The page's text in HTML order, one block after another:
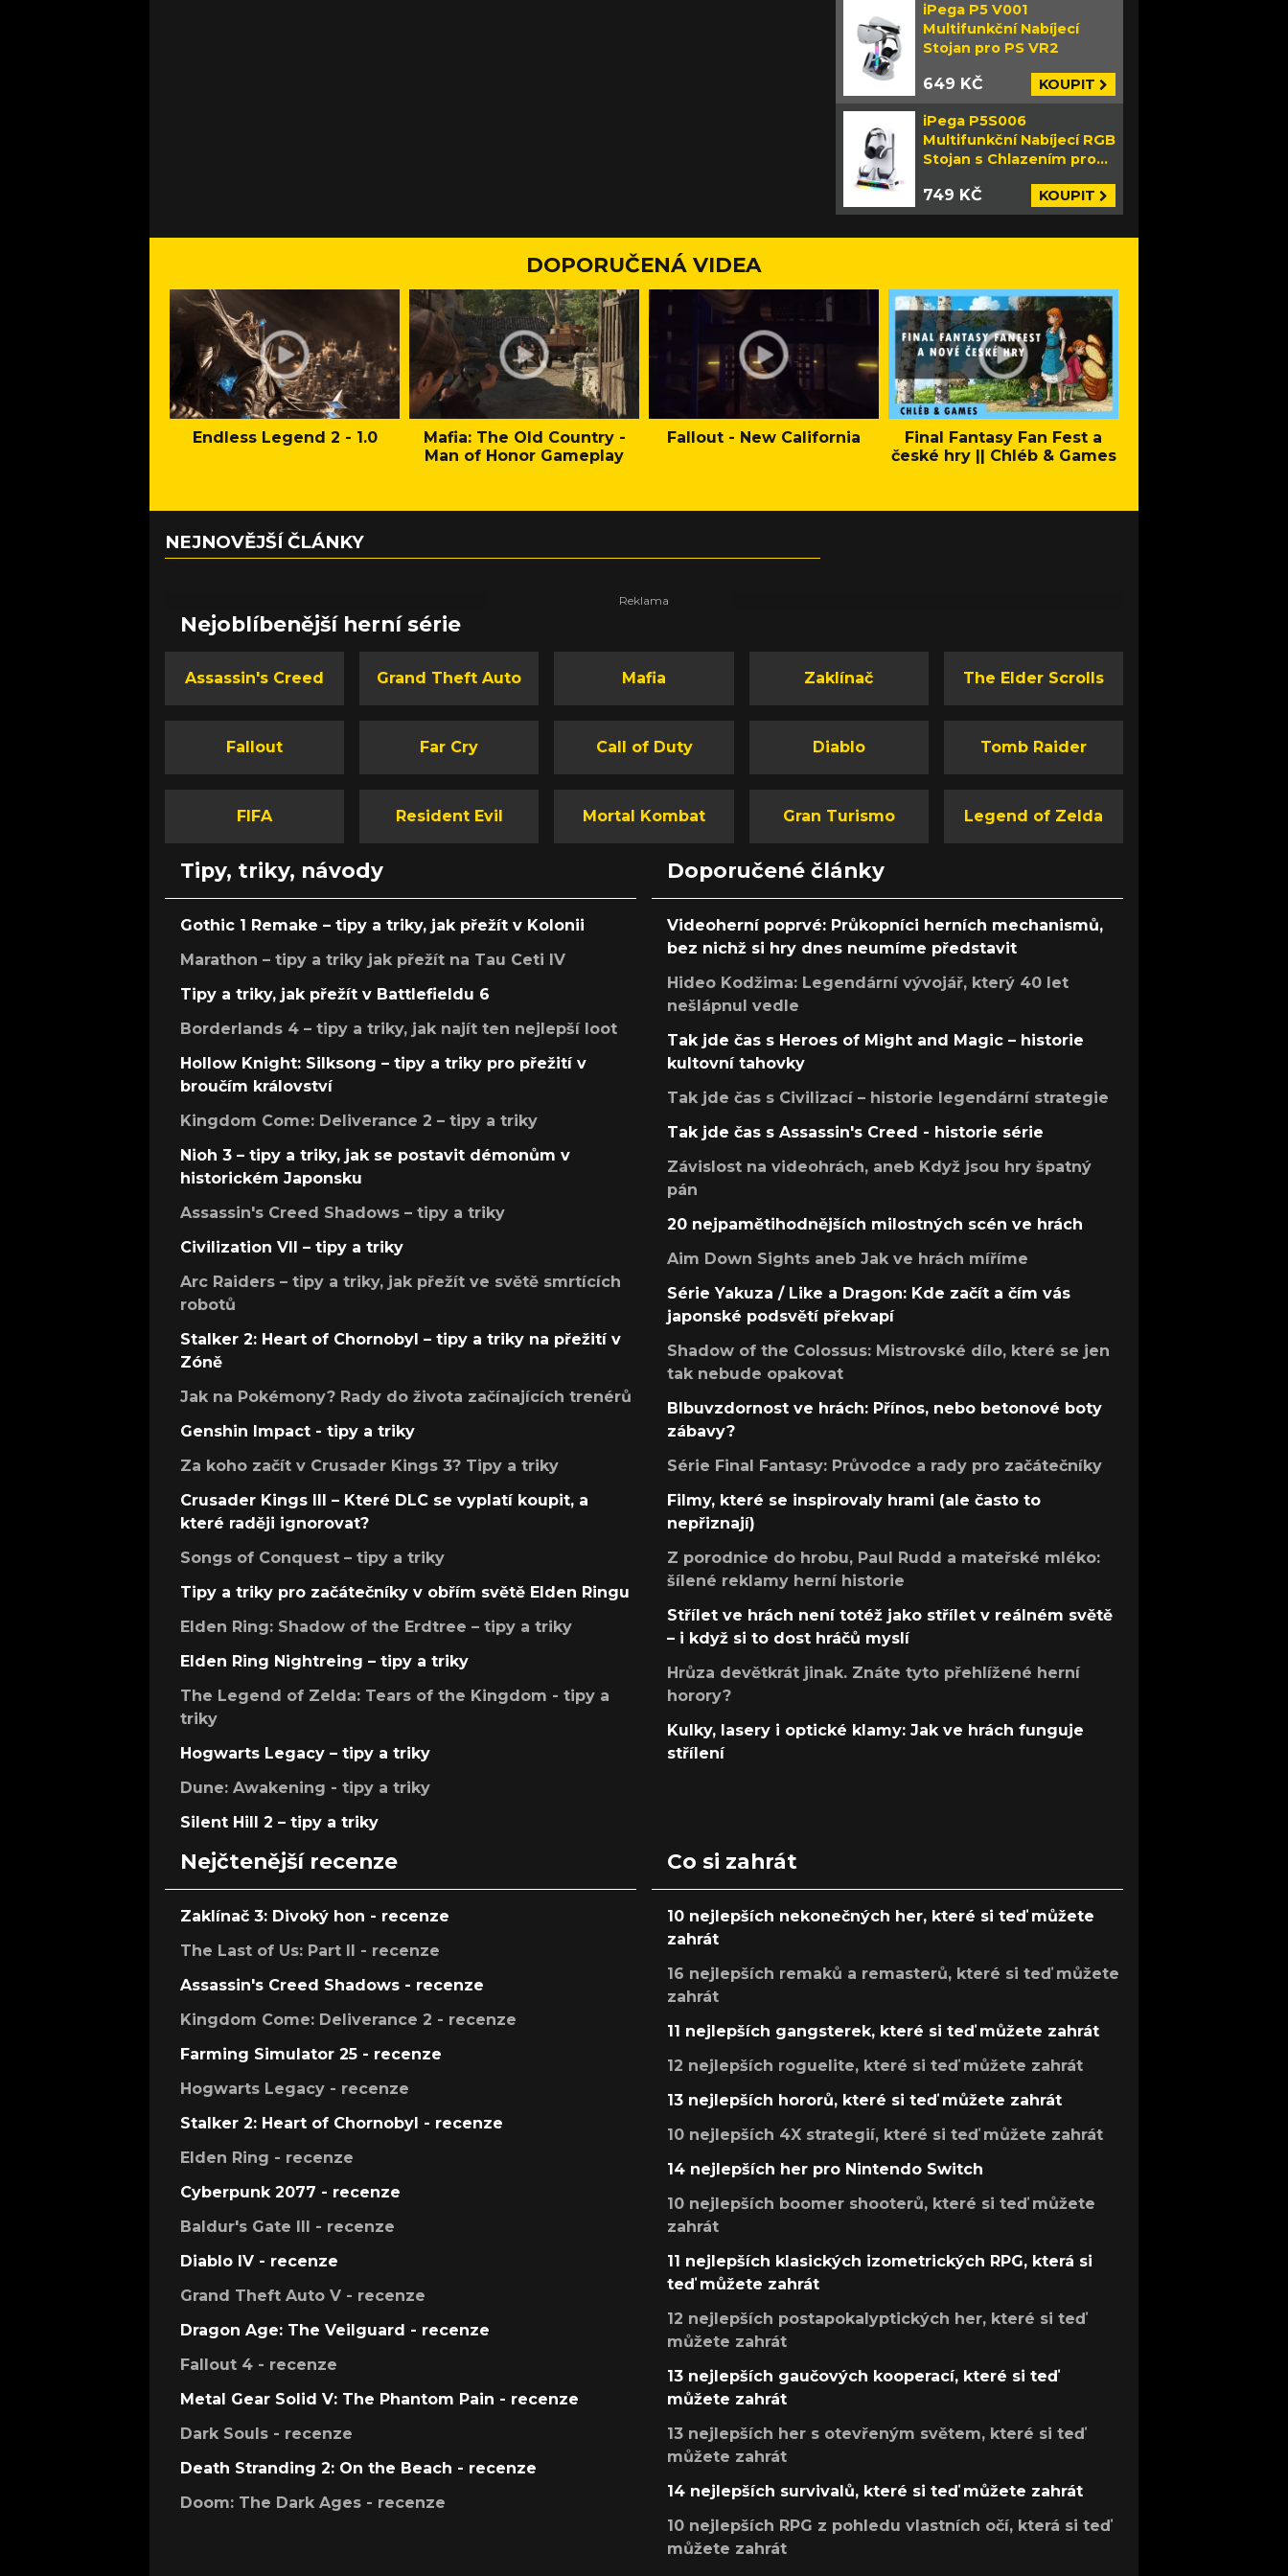
iPega P5 V001
Multifunkční Nabíjecí
Stojan pro PS VR2
649 KČ KOUPIT
iPega P5S006
Multifunkční Nabíjecí RGB
Stojan s Chlazením pro
749 KČ KOUPIT
DOPORUČENÁ VIDEA
Endless Legend 2 - 1.0
Mafia: The Old Country -
Man of Honor Gameplay
Fallout - New California
Final Fantasy Fan Fest a
české hry || Chléb & Games
NEJNOVĚJŠÍ ČLÁNKY
Nejoblíbenější herní série
Assassin's Creed Grand Theft Auto Mafia Zaklínač The Elder Scrolls
Fallout Far Cry Call of Duty Diablo Tomb Raider
FIFA Resident Evil Mortal Kombat Gran Turismo Legend of Zelda
Tipy, triky, návody
Gothic 1 Remake – tipy a triky, jak přežít v Kolonii
Marathon – tipy a triky jak přežít na Tau Ceti IV
Tipy a triky, jak přežít v Battlefieldu 6
Borderlands 4 – tipy a triky, jak najít ten nejlepší loot
Hollow Knight: Silksong – tipy a triky pro přežití v
broučím království
Kingdom Come: Deliverance 2 – tipy a triky
Nioh 3 – tipy a triky, jak se postavit démonům v
historickém Japonsku
Assassin's Creed Shadows – tipy a triky
Civilization VII – tipy a triky
Arc Raiders – tipy a triky, jak přežít ve světě smrtících
robotů
Stalker 2: Heart of Chornobyl – tipy a triky na přežití v
Zóně
Jak na Pokémony? Rady do života začínajících trenérů
Genshin Impact - tipy a triky
Za koho začít v Crusader Kings 3? Tipy a triky
Crusader Kings III – Které DLC se vyplatí koupit, a
které raději ignorovat?
Songs of Conquest – tipy a triky
Tipy a triky pro začátečníky v obřím světě Elden Ringu
Elden Ring: Shadow of the Erdtree – tipy a triky
Elden Ring Nightreing – tipy a triky
The Legend of Zelda: Tears of the Kingdom - tipy a
triky
Hogwarts Legacy – tipy a triky
Dune: Awakening - tipy a triky
Silent Hill 2 – tipy a triky
Doporučené články
Videoherní poprvé: Průkopníci herních mechanismů,
bez nichž si hry dnes neumíme představit
Hideo Kodžima: Legendární vývojář, který 40 let
nešlápnul vedle
Tak jde čas s Heroes of Might and Magic – historie
kultovní tahovky
Tak jde čas s Civilizací – historie legendární strategie
Tak jde čas s Assassin's Creed - historie série
Závislost na videohrách, aneb Když jsou hry špatný
pán
20 nejpamětihodnějších milostných scén ve hrách
Aim Down Sights aneb Jak ve hrách míříme
Série Yakuza / Like a Dragon: Kde začít a čím vás
japonské podsvětí překvapí
Shadow of the Colossus: Mistrovské dílo, které se jen
tak nebude opakovat
Blbuvzdornost ve hrách: Přínos, nebo betonové boty
zábavy?
Série Final Fantasy: Průvodce a rady pro začátečníky
Filmy, které se inspirovaly hrami (ale často to
nepřiznají)
Z porodnice do hrobu, Paul Rudd a mateřské mléko:
šílené reklamy herní historie
Střílet ve hrách není totéž jako střílet v reálném světě
– i když si to dost hráčů myslí
Hrůza devětkrát jinak. Znáte tyto přehlížené herní
horory?
Kulky, lasery i optické klamy: Jak ve hrách funguje
střílení
Nejčtenější recenze
Zaklínač 3: Divoký hon - recenze
The Last of Us: Part II - recenze
Assassin's Creed Shadows - recenze
Kingdom Come: Deliverance 2 - recenze
Farming Simulator 25 - recenze
Hogwarts Legacy - recenze
Stalker 2: Heart of Chornobyl - recenze
Elden Ring - recenze
Cyberpunk 2077 - recenze
Baldur's Gate III - recenze
Diablo IV - recenze
Grand Theft Auto V - recenze
Dragon Age: The Veilguard - recenze
Fallout 4 - recenze
Metal Gear Solid V: The Phantom Pain - recenze
Dark Souls - recenze
Death Stranding 2: On the Beach - recenze
Doom: The Dark Ages - recenze
Co si zahrát
10 nejlepších nekonečných her, které si teď můžete
zahrát
16 nejlepších remaků a remasterů, které si teď můžete
zahrát
11 nejlepších gangsterek, které si teď můžete zahrát
12 nejlepších roguelite, které si teď můžete zahrát
13 nejlepších hororů, které si teď můžete zahrát
10 nejlepších 4X strategií, které si teď můžete zahrát
14 nejlepších her pro Nintendo Switch
10 nejlepších boomer shooterů, které si teď můžete
zahrát
11 nejlepších klasických izometrických RPG, která si
teď můžete zahrát
12 nejlepších postapokalyptických her, které si teď
můžete zahrát
13 nejlepších gaučových kooperací, které si teď
můžete zahrát
13 nejlepších her s otevřeným světem, které si teď
můžete zahrát
14 nejlepších survivalů, které si teď můžete zahrát
10 nejlepších RPG z pohledu vlastních očí, která si teď
můžete zahrát